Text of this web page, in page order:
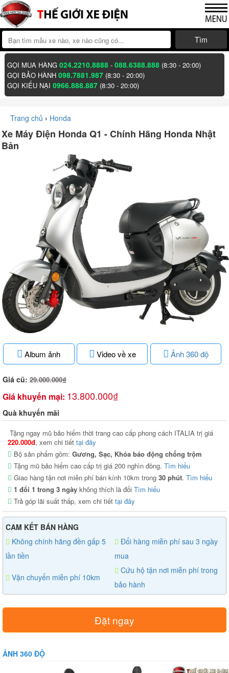
Tìm
GỌI MUA HÀNG024.2210.8888 -088.6388.888 (8:30 - 20:00)
GỌI BẢO HÀNH098.7881.987 (8:30 - 20:00)
GỌI KIẾU NẠI0966.888.887 (8:30 - 20:00)
Trang chủ › Honda
Xe Máy Điện Honda Q1 - Chính Hãng Honda Nhật
Bản
Album ảnh Video về xe Ảnh 360 độ
Giá cũ: 29.000.000₫
Giá khuyến mại: 13.800.000₫
Quà khuyến mãi
Tặng ngay mũ bảo hiểm thời trang cao cấp phong cách ITALIA trị giá
220.000đ, xem chi tiết tại đây
Bộ sản phẩm gồm: Gương, Sạc, Khóa báo động chống trộm
Tặng mũ bảo hiểm cao cấp trị giá 200 nghìn đồng. Tìm hiểu
Giao hàng tận nơi miễn phí bán kính 10km trong 30 phút. Tìm hiểu
1 đổi 1 trong 3 ngày không thích là đổi Tìm hiểu
Trả góp lãi suất thấp, xem chi tiết tại đây
CAM KẾT BÁN HÀNG
Không chính hãng đền gấp 5
lần tiền
Đổi hàng miễn phí sau 3 ngày
mua
Vận chuyển miễn phí 10km
Cứu hộ tận nơi miễn phí trong
bảo hành
Đặt ngay
ẢNH 360 ĐỘ